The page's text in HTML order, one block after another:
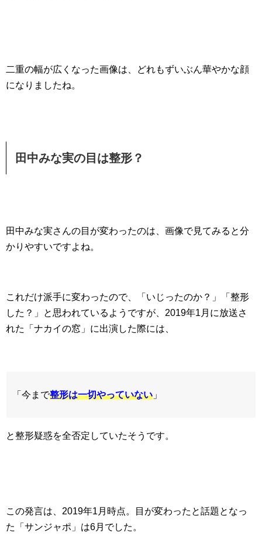
二重の幅が広くなった画像は、どれもずいぶん華やかな顔
になりましたね。
田中みな実の目は整形？
田中みな実さんの目が変わったのは、画像で見てみると分
かりやすいですよね。
これだけ派手に変わったので、「いじったのか？」「整形
した？」と思われているようですが、2019年1月に放送さ
れた「ナカイの窓」に出演した際には、
「今まで整形は一切やっていない 」
と整形疑惑を全否定していたそうです。
この発言は、2019年1月時点。目が変わったと話題となっ
た「サンジャポ」は6月でした。